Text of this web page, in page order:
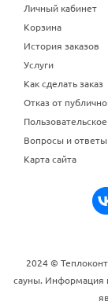
Личный кабинет
Корзина
История заказов
Услуги
Как сделать заказ
Отказ от
Вопросы и ответы
Карта сайта
2024 ©
сауны. Информация